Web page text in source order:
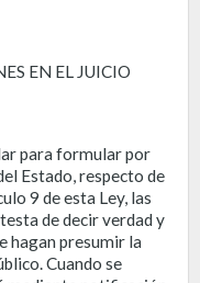
EN EL JUICIO
para formular por
Estado, respecto de
9 de esta Ley, las
de decir verdad y
hagan presumir la
Cuando se